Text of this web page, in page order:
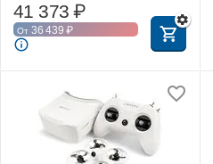
41 373 ₽
От 36 439 ₽